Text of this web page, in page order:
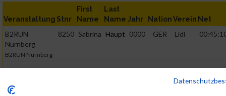
Veranstaltung Stnr
First
Name
Last
Name Jahr NationVerein Net
B2RUN
Nürnberg
B2RUN Nürnberg
8250 Sabrina Haupt 0000 GER Lidl
B2RUN
Teamwertung
8250 Sabrina Haupt 0000 GER Lidl